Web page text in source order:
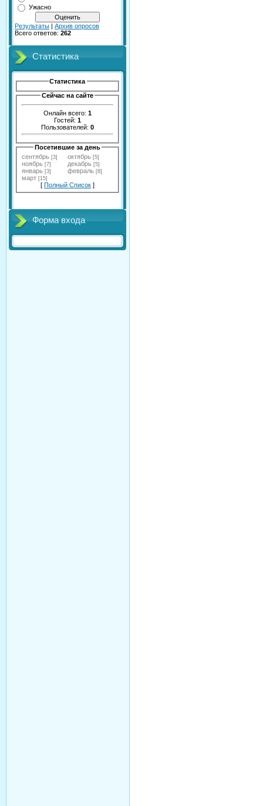
Ужасно
Результаты | Архив опросов
Всего ответов: 262
Статистика
Статистика
Сейчас на сайте
Онлайн всего: 1
Гостей: 1
Пользователей: 0
Посетившие за день
сентябрь [3] октябрь [5]
ноябрь [7] декабрь [5]
январь [3] февраль [8]
март [15]
[ Полный Список ]
Форма входа